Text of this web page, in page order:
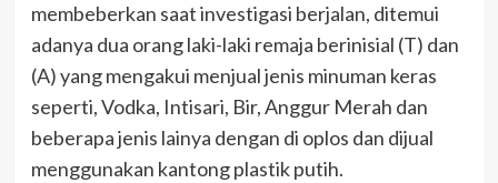
membeberkan saat investigasi berjalan, ditemui
adanya dua orang laki-laki remaja berinisial (T) dan
(A) yang mengakui menjual jenis minuman keras
seperti, Vodka, Intisari, Bir, Anggur Merah dan
beberapa jenis lainya dengan di oplos dan dijual
menggunakan kantong plastik putih.